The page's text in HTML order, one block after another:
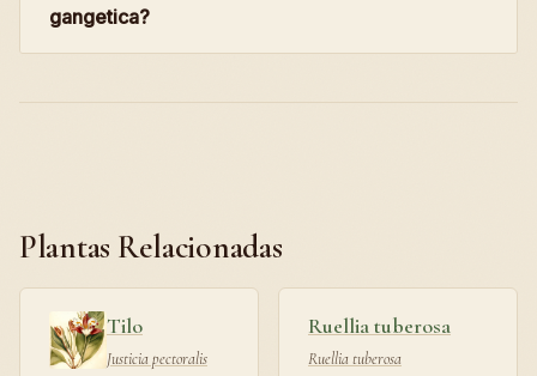
gangetica?
Plantas Relacionadas
Tilo
Justicia pectoralis
Ruellia tuberosa
Ruellia tuberosa